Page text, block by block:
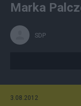
Marka
SDP
3.08.2012